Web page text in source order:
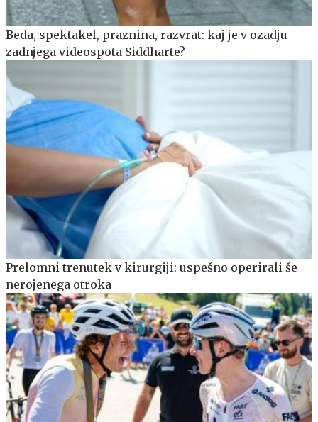
Beda, spektakel, praznina, razvrat: kaj je v ozadju
zadnjega videospota Siddharte?
Prelomni trenutek v kirurgiji: uspešno operirali še
nerojenega otroka